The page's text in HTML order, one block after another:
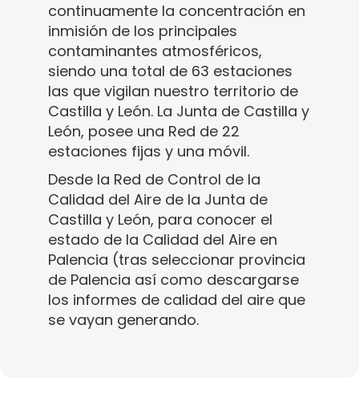
continuamente la concentración en
inmisión de los principales
contaminantes atmosféricos,
siendo una total de 63 estaciones
las que vigilan nuestro territorio de
Castilla y León. La Junta de Castilla y
León, posee una Red de 22
estaciones fijas y una móvil.
Desde la Red de Control de la
Calidad del Aire de la Junta de
Castilla y León, para conocer el
estado de la Calidad del Aire en
Palencia (tras seleccionar provincia
de Palencia así como descargarse
los informes de calidad del aire que
se vayan generando.